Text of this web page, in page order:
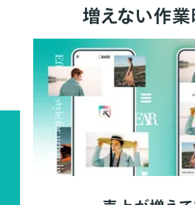
増えない作業